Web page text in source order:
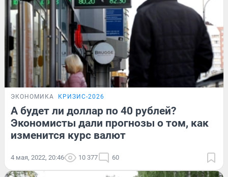
ЭКОНОМИКА КРИЗИС-2026
А будет ли доллар по 40 рублей?
Экономисты дали прогнозы о том, как
изменится курс валют
4 мая, 2022, 20:46 10 377 60